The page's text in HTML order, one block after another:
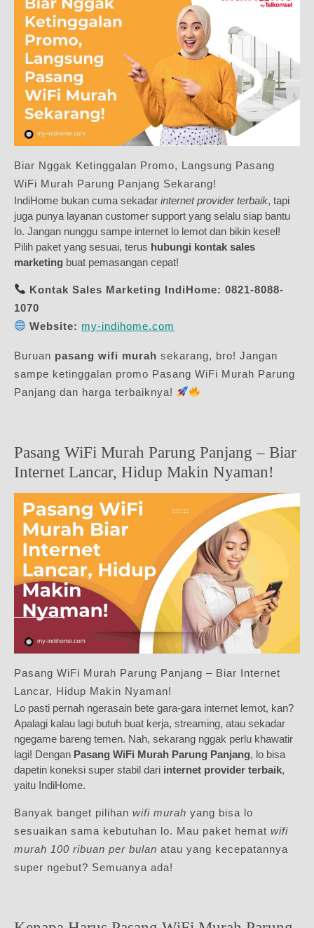
Biar Nggak Ketinggalan Promo, Langsung Pasang
WiFi Murah Parung Panjang Sekarang!
IndiHome bukan cuma sekadar internet provider terbaik, tapi
juga punya layanan customer support yang selalu siap bantu
lo. Jangan nunggu sampe internet lo lemot dan bikin kesel!
Pilih paket yang sesuai, terus hubungi kontak sales
marketing buat pemasangan cepat!
Kontak Sales Marketing IndiHome: 0821-8088-
1070
Website: my-indihome.com
Buruan pasang wifi murah sekarang, bro! Jangan
sampe ketinggalan promo Pasang WiFi Murah Parung
Panjang dan harga terbaiknya!
Pasang WiFi Murah Parung Panjang – Biar
Internet Lancar, Hidup Makin Nyaman!
Pasang WiFi Murah Parung Panjang – Biar Internet
Lancar, Hidup Makin Nyaman!
Lo pasti pernah ngerasain bete gara-gara internet lemot, kan?
Apalagi kalau lagi butuh buat kerja, streaming, atau sekadar
ngegame bareng temen. Nah, sekarang nggak perlu khawatir
lagi! Dengan Pasang WiFi Murah Parung Panjang, lo bisa
dapetin koneksi super stabil dari internet provider terbaik,
yaitu IndiHome.
Banyak banget pilihan wifi murah yang bisa lo
sesuaikan sama kebutuhan lo. Mau paket hemat wifi
murah 100 ribuan per bulan atau yang kecepatannya
super ngebut? Semuanya ada!